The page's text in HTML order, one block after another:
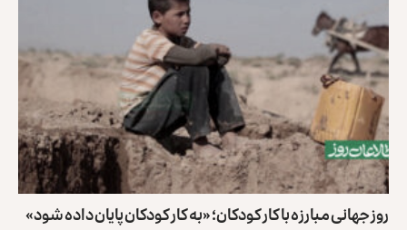
روز جهانی مبارزه با کار کودکان؛ «به کار کودکان پایان داده شود»